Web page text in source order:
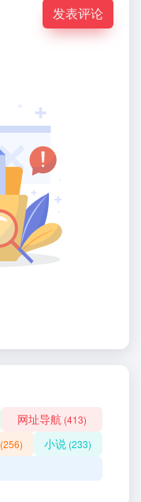
发表评论
网址导航 (413)
小说 (233)